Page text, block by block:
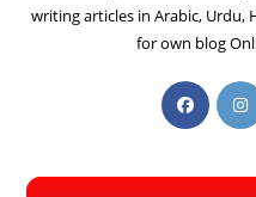
writing articles in Arabic, Urdu,
for own blog
in
new